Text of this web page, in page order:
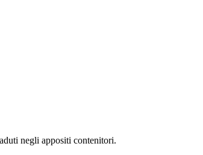
negli appositi contenitori.